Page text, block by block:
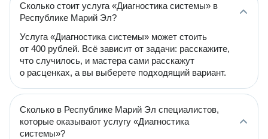
Сколько стоит услуга «Диагностика системы» в
Республике Марий Эл?
Услуга «Диагностика системы» может стоить
от 400 рублей. Всё зависит от задачи: расскажите,
что случилось, и мастера сами расскажут
о расценках, а вы выберете подходящий вариант.
Сколько в Республике Марий Эл специалистов,
которые оказывают услугу «Диагностика
системы»?